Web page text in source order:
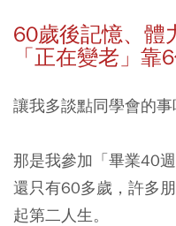
60歲後記憶、體
「正在變老」靠6
讓我多談點同學會的事
那是我參加「畢業40
還只有60多歲，許多
起第二人生。